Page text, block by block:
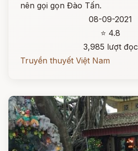
nên gọi gọn Đào Tấn.
08-09-2021
⭐ 4.8
3,985 lượt đọc
Truyền thuyết Việt Nam